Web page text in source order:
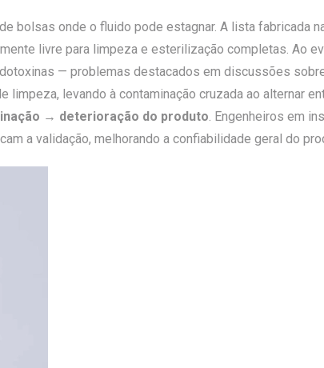
bolsas onde o fluido pode estagnar. A lista fabricada
livre para limpeza e esterilização completas. Ao
— problemas destacados em discussões
levando à contaminação cruzada ao alternar
→ deterioração do produto . Engenheiros em
a validação, melhorando a confiabilidade geral do